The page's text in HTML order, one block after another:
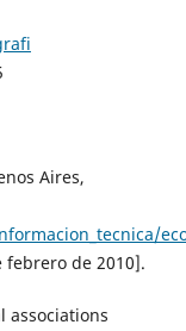
Aires,
de 2010].
associations